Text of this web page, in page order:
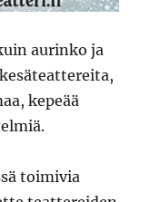
aurinko ja
kepeää
toimivia